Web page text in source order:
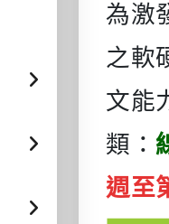
為激
之軟
文能
類：
週至